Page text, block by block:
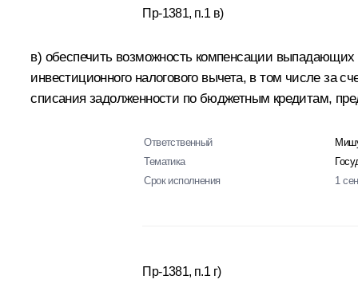
Пр-1381, п.1 в)
в) обеспечить возможность компенсации
инвестиционного налогового вычета, в том числе за
списания задолженности по бюджетным кредитам,
Ответственный
Тематика
Срок исполнения
1
Пр-1381, п.1 г)